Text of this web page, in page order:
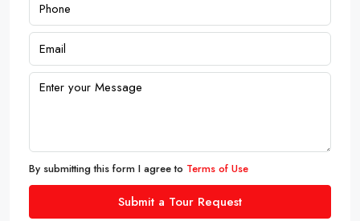
By submitting this form I agree to Terms of Use
Submit a Tour Request